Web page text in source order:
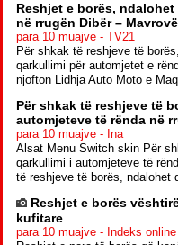
Reshjet e borës,
në rrugën Dibër – Mavrovë
para 10 muajve - TV21
Për shkak të reshjeve të
qarkullimi për automjetet e
njofton Lidhja Auto Moto e
Për shkak të reshjeve të
automjeteve të rënda në
para 10 muajve - Ina
Alsat Menu Switch skin Për
qarkullimi i automjeteve të
të reshjeve të borës, ndalohet
Reshjet e borës
kufitare
para 10 muajve - Indeks online